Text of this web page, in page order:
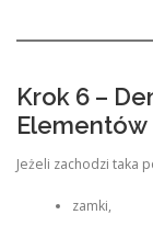
Krok 6 –
Elementów
Jeżeli zachodzi taka
zamki,